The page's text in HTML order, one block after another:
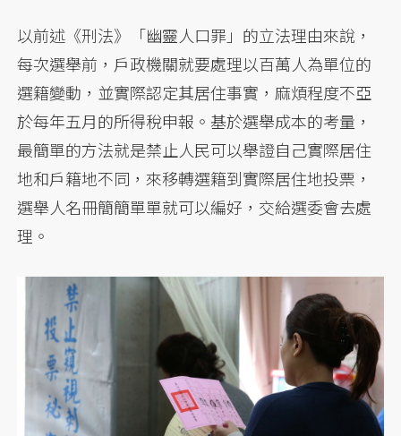
以前述《刑法》「幽靈人口罪」的立法理由來說，
每次選舉前，戶政機關就要處理以百萬人為單位的
選籍變動，並實際認定其居住事實，麻煩程度不亞
於每年五月的所得稅申報。基於選舉成本的考量，
最簡單的方法就是禁止人民可以舉證自己實際居住
地和戶籍地不同，來移轉選籍到實際居住地投票，
選舉人名冊簡簡單單就可以編好，交給選委會去處
理。